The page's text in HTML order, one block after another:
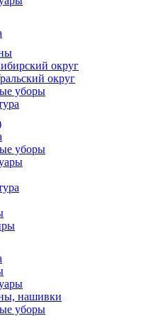
округ
округ
уборы
уборы
нашивки
уборы